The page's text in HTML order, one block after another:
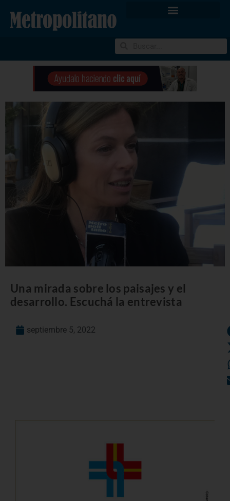
Una mirada sobre los paisajes y el
desarrollo. Escuchá la entrevista
septiembre 5, 2022